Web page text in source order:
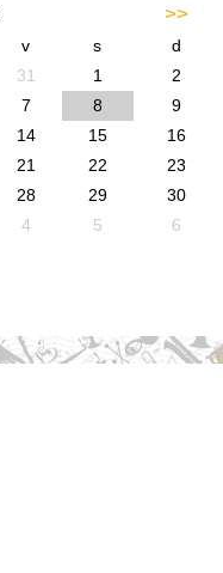
>>
v s
d
31 1
2
7 8
9
14 15
16
21 22
23
28 29
30
4 5 6